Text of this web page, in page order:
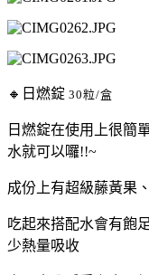
🔸日燃錠 30粒/盒
日燃錠在使用上很簡
水就可以囉!!~
成份上有超級藤黃果
吃起來搭配水會有飽
少熱量吸收